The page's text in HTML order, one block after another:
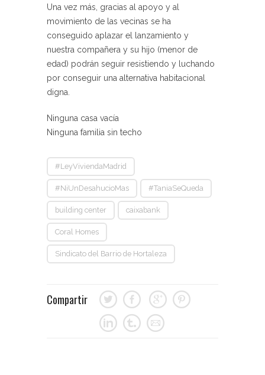
Una vez más, gracias al apoyo y al
movimiento de las vecinas se ha
conseguido aplazar el lanzamiento y
nuestra compañera y su hijo (menor de
edad) podrán seguir resistiendo y luchando
por conseguir una alternativa habitacional
digna.
Ninguna casa vacía
Ninguna familia sin techo
#LeyViviendaMadrid
#NiUnDesahucioMas #TaniaSeQueda
building center caixabank
Coral Homes
Sindicato del Barrio de Hortaleza
Compartir